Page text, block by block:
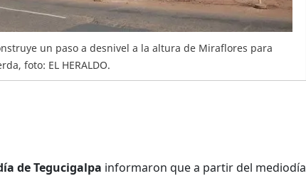
un paso a desnivel a la altura de Miraflores para
foto: EL HERALDO.
de Tegucigalpa informaron que a partir del mediodía